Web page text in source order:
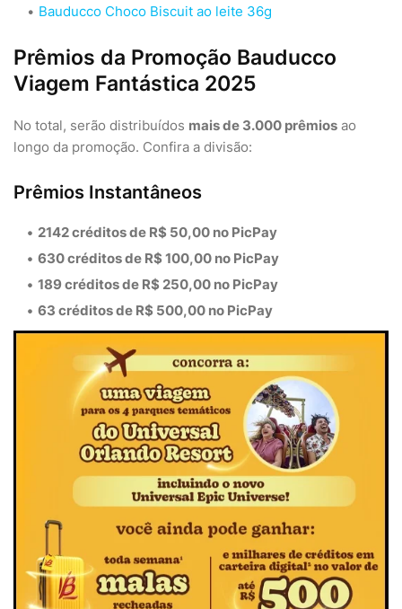
Bauducco Choco Biscuit ao leite 36g
Prêmios da Promoção Bauducco
Viagem Fantástica 2025
No total, serão distribuídos mais de 3.000 prêmios ao
longo da promoção. Confira a divisão:
Prêmios Instantâneos
2142 créditos de R$ 50,00 no PicPay
630 créditos de R$ 100,00 no PicPay
189 créditos de R$ 250,00 no PicPay
63 créditos de R$ 500,00 no PicPay